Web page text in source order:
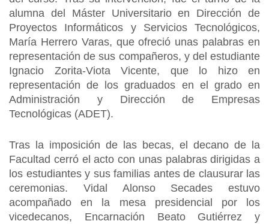
alumna del Máster Universitario en Dirección de
Proyectos Informáticos y Servicios Tecnológicos,
María Herrero Varas, que ofreció unas palabras en
representación de sus compañeros, y del estudiante
Ignacio Zorita-Viota Vicente, que lo hizo en
representación de los graduados en el grado en
Administración y Dirección de Empresas
Tecnológicas (ADET).
Tras la imposición de las becas, el decano de la
Facultad cerró el acto con unas palabras dirigidas a
los estudiantes y sus familias antes de clausurar las
ceremonias. Vidal Alonso Secades estuvo
acompañado en la mesa presidencial por los
vicedecanos, Encarnación Beato Gutiérrez y